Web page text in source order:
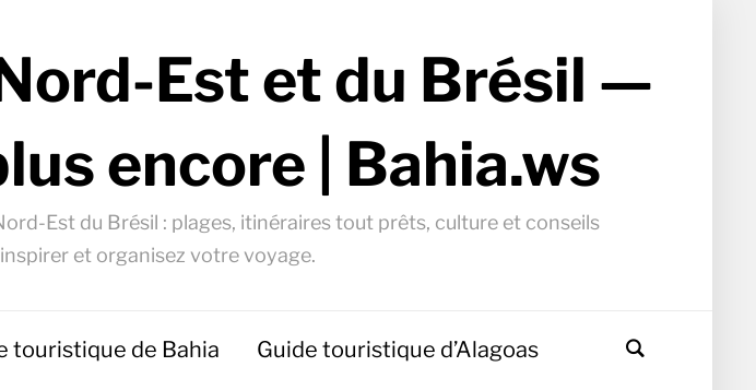
Est et du Brésil —
encore | Bahia.ws
Est du Brésil : plages, itinéraires tout prêts, culture et conseils
et organisez votre voyage.
touristique de Bahia Guide touristique d’Alagoas